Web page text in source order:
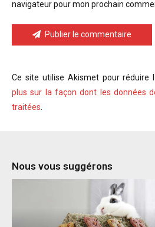
navigateur pour mon prochain
Publier le commentaire
Ce site utilise Akismet pour réduire
plus sur la façon dont les données
traitées
Nous vous suggérons